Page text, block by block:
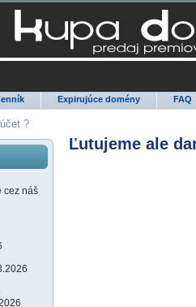
Expirujúce domény FAQ
?
cez náš
Ľutujeme ale